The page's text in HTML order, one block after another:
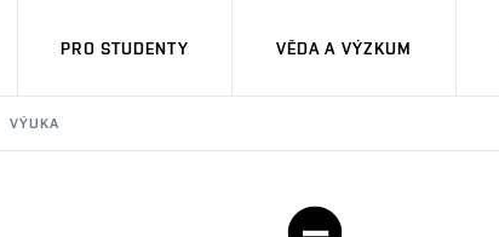
PRO STUDENTY VĚDA A VÝZKUM
VÝUKA